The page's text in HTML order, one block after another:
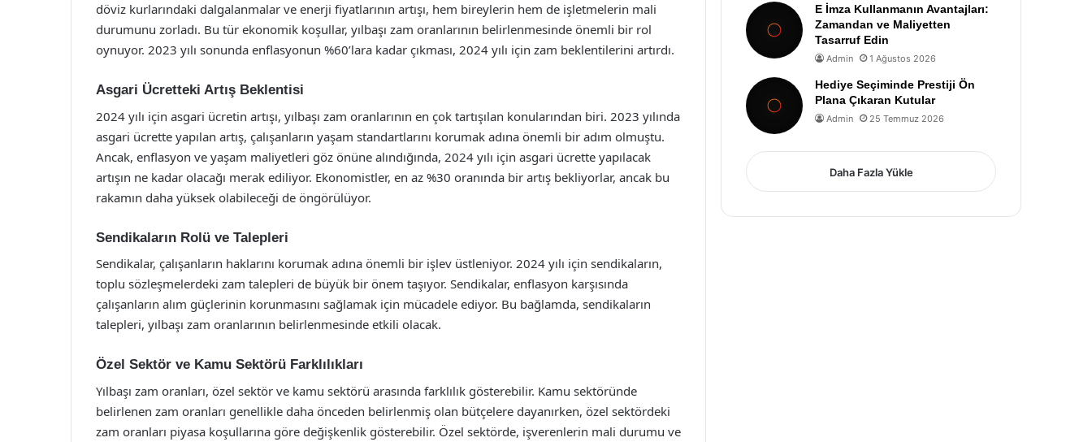
döviz kurlarındaki dalgalanmalar ve enerji fiyatlarının artışı, hem bireylerin hem de işletmelerin mali
durumunu zorladı. Bu tür ekonomik koşullar, yılbaşı zam oranlarının belirlenmesinde önemli bir rol
oynuyor. 2023 yılı sonunda enflasyonun %60’lara kadar çıkması, 2024 yılı için zam beklentilerini artırdı.
Asgari Ücretteki Artış Beklentisi
2024 yılı için asgari ücretin artışı, yılbaşı zam oranlarının en çok tartışılan konularından biri. 2023 yılında
asgari ücrette yapılan artış, çalışanların yaşam standartlarını korumak adına önemli bir adım olmuştu.
Ancak, enflasyon ve yaşam maliyetleri göz önüne alındığında, 2024 yılı için asgari ücrette yapılacak
artışın ne kadar olacağı merak ediliyor. Ekonomistler, en az %30 oranında bir artış bekliyorlar, ancak bu
rakamın daha yüksek olabileceği de öngörülüyor.
Sendikaların Rolü ve Talepleri
Sendikalar, çalışanların haklarını korumak adına önemli bir işlev üstleniyor. 2024 yılı için sendikaların,
toplu sözleşmelerdeki zam talepleri de büyük bir önem taşıyor. Sendikalar, enflasyon karşısında
çalışanların alım güçlerinin korunmasını sağlamak için mücadele ediyor. Bu bağlamda, sendikaların
talepleri, yılbaşı zam oranlarının belirlenmesinde etkili olacak.
Özel Sektör ve Kamu Sektörü Farklılıkları
Yılbaşı zam oranları, özel sektör ve kamu sektörü arasında farklılık gösterebilir. Kamu sektöründe
belirlenen zam oranları genellikle daha önceden belirlenmiş olan bütçelere dayanırken, özel sektördeki
zam oranları piyasa koşullarına göre değişkenlik gösterebilir. Özel sektörde, işverenlerin mali durumu ve
E İmza Kullanmanın Avantajları:
Zamandan ve Maliyetten
Tasarruf Edin
Admin 1 Ağustos 2026
Hediye Seçiminde Prestiji Ön
Plana Çıkaran Kutular
Admin 25 Temmuz 2026
Daha Fazla Yükle